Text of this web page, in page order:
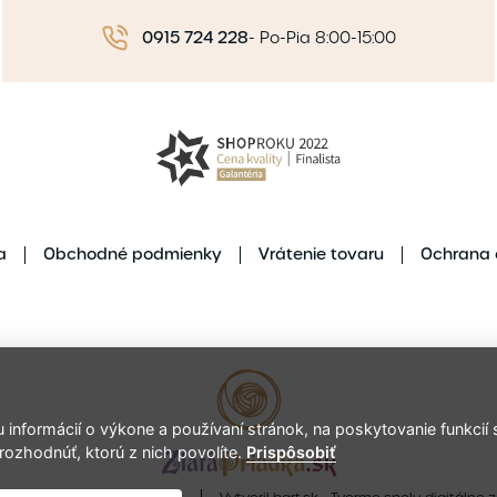
0915 724 228- Po-Pia 8:00-15:00
Obchodné podmienky Vrátenie tovaru Ochrana
o výkone a používaní stránok, na poskytovanie
ktorú z nich povolíte. Prispôsobiť